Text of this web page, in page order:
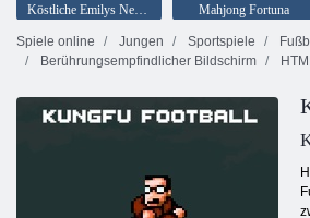
Köstliche Emilys New Beginning Mahjong Fortuna
Spiele online
Jungen Sportspiele
Berührungsempfindlicher Bildschirm